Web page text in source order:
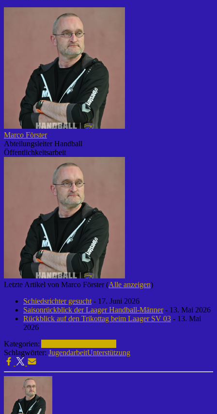
Marco Förster
Abteilungsleiter Handball
Öffentlichkeitsarbeit
Letzte Artikel von Marco Förster(Alle anzeigen)
Schiedsrichter gesucht - 17. Juni 2026
Saisonrückblick der Laager Handball-Männer- 13. Mai 2026
Rückblick auf den Trikottag beim Laager SV 03 - 13. Mai
2026
Kategorien:
Schlagwörter: JugendarbeitUnterstützung